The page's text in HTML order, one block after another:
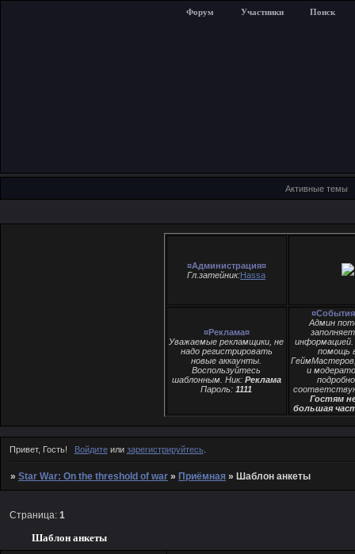
Форум Участники Поиск
Активные темы
¤Администрация¤
Гл.затейник:Hassa
¤Реклама¤
Уважаемые рекламщики, не
надо регистрировать
новые аккаунты.
Воспользуйтесь
шаблонным. Ник: Реклама
Пароль: 1111
Админ
помощь
и
Гостям
большая
Привет, Гость! Войдитеили зарегистрируйтесь.
»Star War: On the threshold of war » Приёмная » Шаблон анкеты
Шаблон анкеты
Страница:1